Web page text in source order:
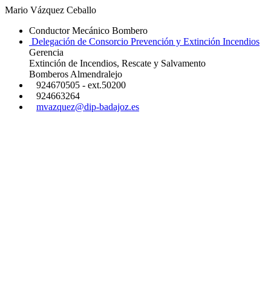
Mario Vázquez Ceballo
Conductor Mecánico Bombero
Delegación de Consorcio Prevención y Extinción Incendios
Gerencia
Extinción de Incendios, Rescate y Salvamento
Bomberos Almendralejo
924670505 - ext.50200
924663264
mvazquez@dip-badajoz.es